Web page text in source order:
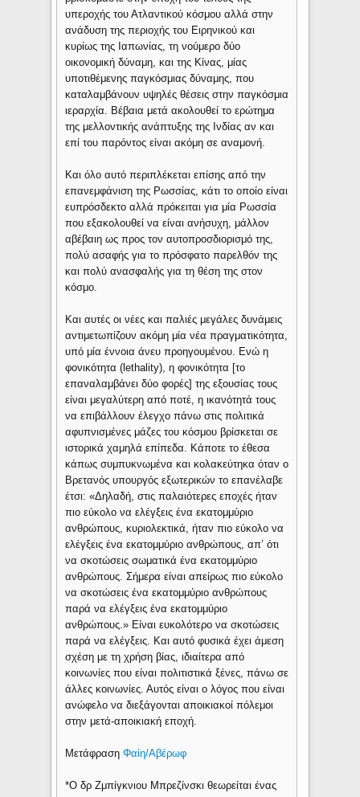
υπεροχής του Ατλαντικού κόσμου αλλά στην
ανάδυση της περιοχής του Ειρηνικού και
κυρίως της Ιαπωνίας, τη νούμερο δύο
οικονομική δύναμη, και της Κίνας, μίας
υποτιθέμενης παγκόσμιας δύναμης, που
καταλαμβάνουν υψηλές θέσεις στην παγκόσμια
ιεραρχία. Βέβαια μετά ακολουθεί το ερώτημα
της μελλοντικής ανάπτυξης της Ινδίας αν και
επί του παρόντος είναι ακόμη σε αναμονή.
Και όλο αυτό περιπλέκεται επίσης από την
επανεμφάνιση της Ρωσσίας, κάτι το οποίο είναι
ευπρόσδεκτο αλλά πρόκειται για μία Ρωσσία
που εξακολουθεί να είναι ανήσυχη, μάλλον
αβέβαιη ως προς τον αυτοπροσδιορισμό της,
πολύ ασαφής για το πρόσφατο παρελθόν της
και πολύ ανασφαλής για τη θέση της στον
κόσμο.
Και αυτές οι νέες και παλιές μεγάλες δυνάμεις
αντιμετωπίζουν ακόμη μία νέα πραγματικότητα,
υπό μία έννοια άνευ προηγουμένου. Eνώ η
φονικότητα (lethality), η φονικότητα [το
επαναλαμβάνει δύο φορές] της εξουσίας τους
είναι μεγαλύτερη από ποτέ, η ικανότητά τους
να επιβάλλουν έλεγχο πάνω στις πολιτικά
αφυπνισμένες μάζες του κόσμου βρίσκεται σε
ιστορικά χαμηλά επίπεδα. Κάποτε το έθεσα
κάπως συμπυκνωμένα και κολακεύτηκα όταν ο
Βρετανός υπουργός εξωτερικών το επανέλαβε
έτσι: «Δηλαδή, στις παλαιότερες εποχές ήταν
πιο εύκολο να ελέγξεις ένα εκατομμύριο
ανθρώπους, κυριολεκτικά, ήταν πιο εύκολο να
ελέγξεις ένα εκατομμύριο ανθρώπους, απ’ ότι
να σκοτώσεις σωματικά ένα εκατομμύριο
ανθρώπους. Σήμερα είναι απείρως πιο εύκολο
να σκοτώσεις ένα εκατομμύριο ανθρώπους
παρά να ελέγξεις ένα εκατομμύριο
ανθρώπους.» Είναι ευκολότερο να σκοτώσεις
παρά να ελέγξεις. Και αυτό φυσικά έχει άμεση
σχέση με τη χρήση βίας, ιδιαίτερα από
κοινωνίες που είναι πολιτιστικά ξένες, πάνω σε
άλλες κοινωνίες. Αυτός είναι ο λόγος που είναι
ανώφελο να διεξάγονται αποικιακοί πόλεμοι
στην μετά-αποικιακή εποχή.
ΜετάφρασηΦαίη/Αβέρωφ
*Ο δρ Ζμπίγκνιου Μπρεζίνσκι θεωρείται ένας